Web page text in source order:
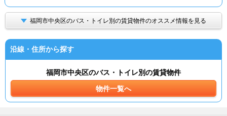
福岡市中央区のバス・トイレ別の賃貸物件のオススメ情報を見る
沿線・住所から探す
福岡市中央区のバス・トイレ別の賃貸物件
物件一覧へ